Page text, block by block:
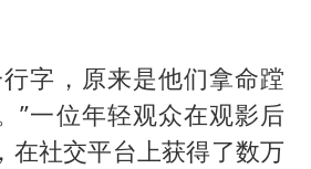
字，原来是他们拿命蹚
”一位年轻观众在观影后
在社交平台上获得了数万